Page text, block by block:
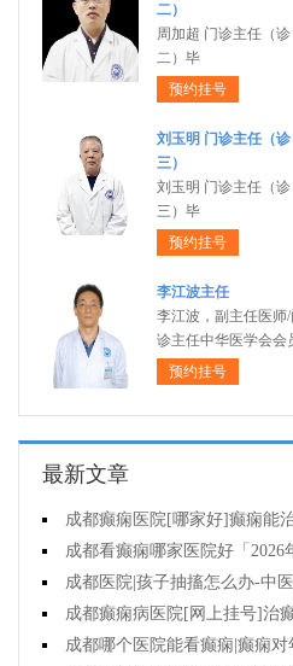
二）
周加超 门诊主任（诊
二）毕
预约挂号
刘玉明 门诊主任（诊
三）
刘玉明 门诊主任（诊
三）毕
预约挂号
李江波主任
李江波，副主任医师/
诊主任中华医学会会
预约挂号
最新文章
成都癫痫医院[哪家好]癫痫能
疗好吗?
成都看癫痫哪家医院好「2026
度公布」癫痫病人的食谱应该怎么
安排?
成都医院|孩子抽搐怎么办-中医
治疗抽搐偏方是什么?
成都癫痫病医院[网上挂号]治
痫要了解哪些常识问题?
成都哪个医院能看癫痫|癫痫对